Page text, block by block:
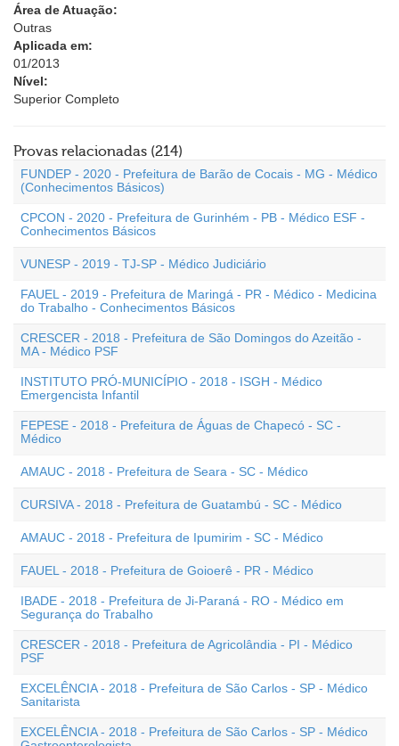
Área de Atuação:
Outras
Aplicada em:
01/2013
Nível:
Superior Completo
Provas relacionadas (214)
FUNDEP - 2020 - Prefeitura de Barão de Cocais - MG - Médico
(Conhecimentos Básicos)
CPCON - 2020 - Prefeitura de Gurinhém - PB - Médico ESF -
Conhecimentos Básicos
VUNESP - 2019 - TJ-SP - Médico Judiciário
FAUEL - 2019 - Prefeitura de Maringá - PR - Médico - Medicina
do Trabalho - Conhecimentos Básicos
CRESCER - 2018 - Prefeitura de São Domingos do Azeitão -
MA - Médico PSF
INSTITUTO PRÓ-MUNICÍPIO - 2018 - ISGH - Médico
Emergencista Infantil
FEPESE - 2018 - Prefeitura de Águas de Chapecó - SC -
Médico
AMAUC - 2018 - Prefeitura de Seara - SC - Médico
CURSIVA - 2018 - Prefeitura de Guatambú - SC - Médico
AMAUC - 2018 - Prefeitura de Ipumirim - SC - Médico
FAUEL - 2018 - Prefeitura de Goioerê - PR - Médico
IBADE - 2018 - Prefeitura de Ji-Paraná - RO - Médico em
Segurança do Trabalho
CRESCER - 2018 - Prefeitura de Agricolândia - PI - Médico
PSF
EXCELÊNCIA - 2018 - Prefeitura de São Carlos - SP - Médico
Sanitarista
EXCELÊNCIA - 2018 - Prefeitura de São Carlos - SP - Médico